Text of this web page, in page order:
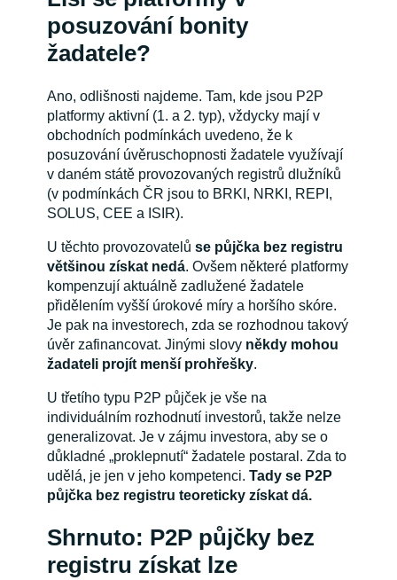
posuzování bonity
žadatele?
Ano, odlišnosti najdeme. Tam, kde jsou P2P
platformy aktivní (1. a 2. typ), vždycky mají v
obchodních podmínkách uvedeno, že k
posuzování úvěruschopnosti žadatele využívají
v daném státě provozovaných registrů dlužníků
(v podmínkách ČR jsou to BRKI, NRKI, REPI,
SOLUS, CEE a ISIR).
U těchto provozovatelů se půjčka bez registru
většinou získat nedá. Ovšem některé platformy
kompenzují aktuálně zadlužené žadatele
přidělením vyšší úrokové míry a horšího skóre.
Je pak na investorech, zda se rozhodnou takový
úvěr zafinancovat. Jinými slovy někdy mohou
žadateli projít menší prohřešky.
U třetího typu P2P půjček je vše na
individuálním rozhodnutí investorů, takže nelze
generalizovat. Je v zájmu investora, aby se o
důkladné „proklepnutí“ žadatele postaral. Zda to
udělá, je jen v jeho kompetenci. Tady se P2P
půjčka bez registru teoreticky získat dá.
Shrnuto: P2P půjčky bez
registru získat lze